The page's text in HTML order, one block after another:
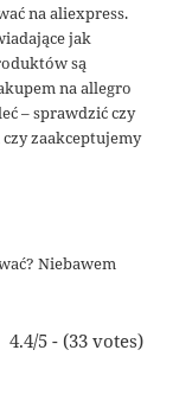
na aliexpress.
jak
są
na allegro
– sprawdzić czy
zaakceptujemy
Niebawem
4.4/5 - (33 votes)